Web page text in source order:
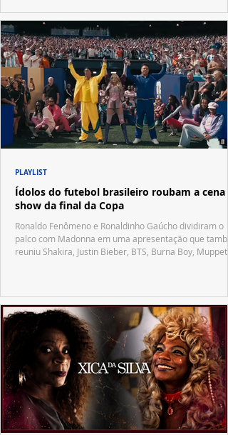
Ídolos do futebol brasileiro roubam a cena
show da final da Copa
Ronaldo Fenômeno e Ronaldinho Gaúcho dividiram o
palco com Madonna em uma apresentação que
reuniu Shakira, Justin Bieber, BTS, Burna Boy, Muppets,
PLAYLIST